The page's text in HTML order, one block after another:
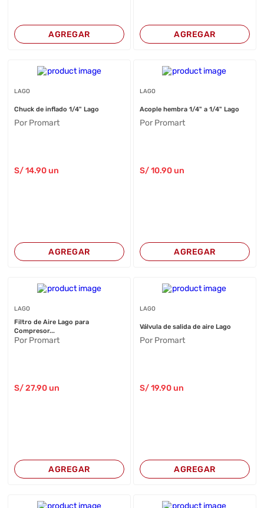
AGREGAR AGREGAR
LAGO
Chuck de inflado 1/4" Lago
Por Promart
S/14.90 un
AGREGAR
LAGO
Acople hembra 1/4" a 1/4" Lago
Por Promart
S/10.90un
AGREGAR
LAGO
Filtro de Aire Lago para
Compresor...
Por Promart
S/27.90 un
AGREGAR
LAGO
Válvula de salida de aire Lago
Por Promart
S/19.90un
AGREGAR